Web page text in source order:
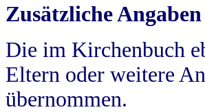
Zusätzliche
Die im Kirchenbuch
Eltern oder weitere
übernommen.